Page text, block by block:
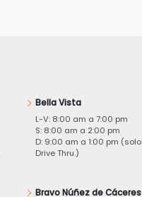
Bella Vista
L-V: 8:00 am a 7:00 pm
S: 8:00 am a 2:00 pm
D: 9:00 am a 1:00 pm (solo
Drive Thru.)
Bravo Núñez de Cáceres